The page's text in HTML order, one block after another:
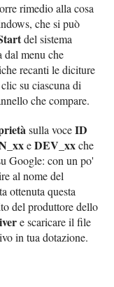
rimedio alla cosa
che si può
del sistema
dal menu che
recanti le diciture
su ciascuna di
che compare.
sulla voceID
eDEV_xxche
Google: con un po'
al nome del
ottenuta questa
del produttore dello
e scaricare il file
in tua dotazione.